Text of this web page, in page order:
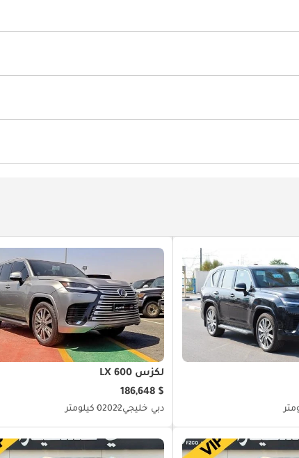
لكزس LX 600
$ 186,648
دبي خليجي20220 كيلومتر